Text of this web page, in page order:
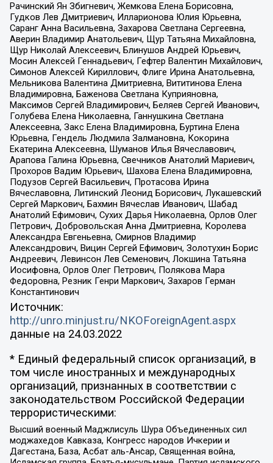
Рачинский Ян Збигневич, Жемкова Елена Борисовна,
Гудков Лев Дмитриевич, Илларионова Юлия Юрьевна,
Саранг Анна Васильевна, Захарова Светлана Сергеевна,
Аверин Владимир Анатольевич, Щур Татьяна Михайловна,
Щур Николай Алексеевич, Блинушов Андрей Юрьевич,
Мосин Алексей Геннадьевич, Гефтер Валентин Михайлович,
Симонов Алексей Кириллович, Флиге Ирина Анатольевна,
Мельникова Валентина Дмитриевна, Вититинова Елена
Владимировна, Баженова Светлана Куприяновна,
Максимов Сергей Владимирович, Беляев Сергей Иванович,
Голубева Елена Николаевна, Ганнушкина Светлана
Алексеевна, Закс Елена Владимировна, Буртина Елена
Юрьевна, Гендель Людмила Залмановна, Кокорина
Екатерина Алексеевна, Шуманов Илья Вячеславович,
Арапова Галина Юрьевна, Свечников Анатолий Мариевич,
Прохоров Вадим Юрьевич, Шахова Елена Владимировна,
Подузов Сергей Васильевич, Протасова Ирина
Вячеславовна, Литинский Леонид Борисович, Лукашевский
Сергей Маркович, Бахмин Вячеслав Иванович, Шабад
Анатолий Ефимович, Сухих Дарья Николаевна, Орлов Олег
Петрович, Добровольская Анна Дмитриевна, Королева
Александра Евгеньевна, Смирнов Владимир
Александрович, Вицин Сергей Ефимович, Золотухин Борис
Андреевич, Левинсон Лев Семенович, Локшина Татьяна
Иосифовна, Орлов Олег Петрович, Полякова Мара
Федоровна, Резник Генри Маркович, Захаров Герман
Константинович
Источник:
http://unro.minjust.ru/NKOForeignAgent.aspx
данные на 24.03.2022
* Единый федеральный список организаций, в
том числе иностранных и международных
организаций, признанных в соответствии с
законодательством Российской Федерации
террористическими:
Высший военный Маджлисуль Шура Объединенных сил
моджахедов Кавказа, Конгресс народов Ичкерии и
Дагестана, База, Асбат аль-Ансар, Священная война,